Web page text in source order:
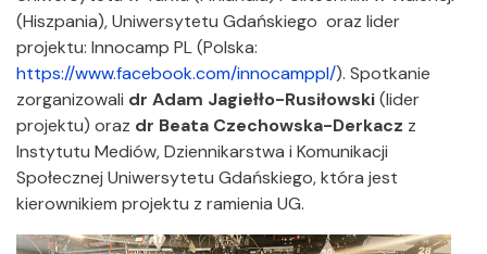
(Hiszpania), Uniwersytetu Gdańskiego oraz lider
projektu: Innocamp PL (Polska:
https://www.facebook.com/innocamppl/). Spotkanie
zorganizowali dr Adam Jagiełło-Rusiłowski(lider
projektu) oraz dr Beata Czechowska-Derkacz z
Instytutu Mediów, Dziennikarstwa i Komunikacji
Społecznej Uniwersytetu Gdańskiego, która jest
kierownikiem projektu z ramienia UG.